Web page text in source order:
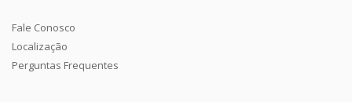
Fale Conosco
Localização
Perguntas Frequentes